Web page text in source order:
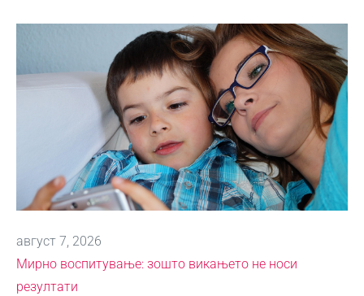
август 7, 2026
Мирно воспитување: зошто викањето не носи
резултати